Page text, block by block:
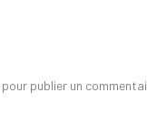
pour publier un